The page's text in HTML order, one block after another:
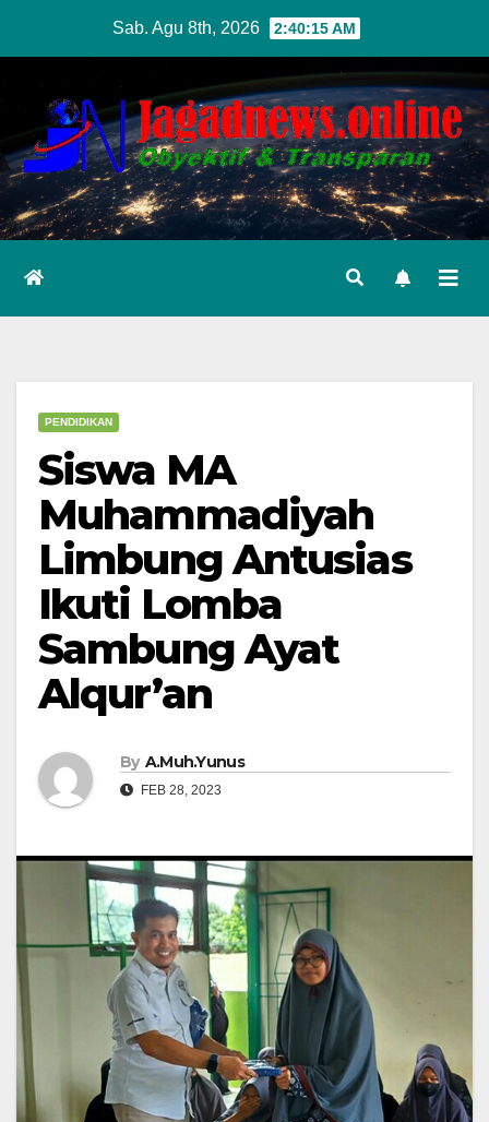
content
Sab. Agu 8th, 2026 2:40:15 AM
PENDIDIKAN
Siswa MA
Muhammadiyah
Limbung Antusias
Ikuti Lomba
Sambung Ayat
Alqur’an
By A.Muh.Yunus
FEB 28, 2023